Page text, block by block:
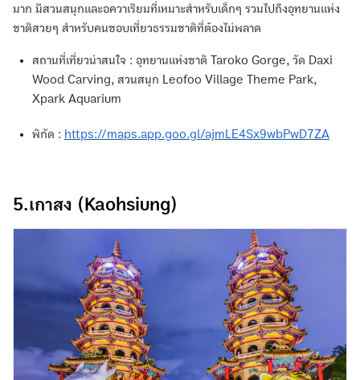
มาก มีสวนสนุกและอควาเรียมที่เหมาะสำหรับเด็กๆ รวมไปถึงอุทยานแห่ง
ชาติสวยๆ สำหรับคนชอบเที่ยวธรรมชาติที่ต้องไม่พลาด
สถานที่เที่ยวน่าสนใจ : อุทยานแห่งชาติ Taroko Gorge, วัด Daxi
Wood Carving, สวนสนุก Leofoo Village Theme Park,
Xpark Aquarium
พิกัด : https://maps.app.goo.gl/ajmLE4Sx9wbPwD7ZA
5.เกาสง (Kaohsiung)